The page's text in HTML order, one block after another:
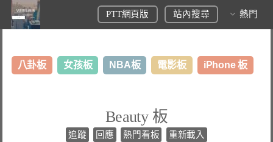
PTT網頁版 站內搜尋 熱門
八卦板 女孩板 NBA板 電影板 iPhone 板
Beauty 板
追蹤 回應 熱門看板 重新載入